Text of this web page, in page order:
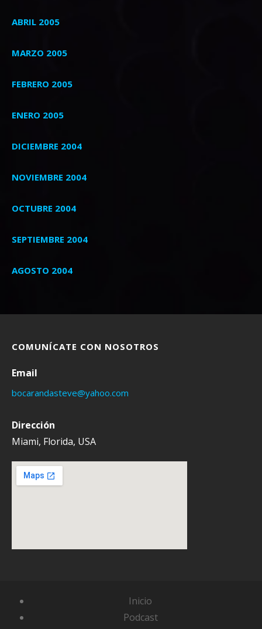
ABRIL 2005
MARZO 2005
FEBRERO 2005
ENERO 2005
DICIEMBRE 2004
NOVIEMBRE 2004
OCTUBRE 2004
SEPTIEMBRE 2004
AGOSTO 2004
COMUNÍCATE CON NOSOTROS
Email
bocarandasteve@yahoo.com
Dirección
Miami, Florida, USA
Inicio
Podcast